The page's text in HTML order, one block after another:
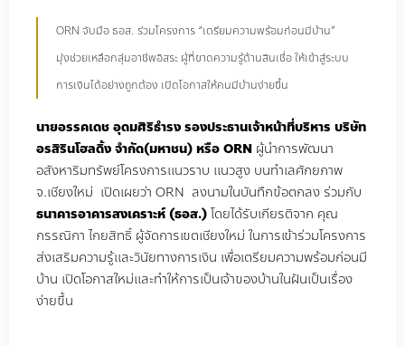
ORN จับมือ ธอส. ร่วมโครงการ “เตรียมความพร้อมก่อนมีบ้าน”
มุ่งช่วยเหลือกลุ่มอาชีพอิสระ ผู้ที่ขาดความรู้ด้านสินเชื่อ ให้เข้าสู่ระบบ
การเงินได้อย่างถูกต้อง เปิดโอกาสให้คนมีบ้านง่ายขึ้น
นายอรรคเดช อุดมศิริธำรง รองประธานเจ้าหน้าที่บริหาร บริษัท
อรสิรินโฮลดิ้ง จํากัด(มหาชน) หรือ ORN ผู้นำการพัฒนา
อสังหาริมทรัพย์โครงการแนวราบ แนวสูง บนทำเลศักยภาพ
จ.เชียงใหม่ เปิดเผยว่า ORN ลงนามในบันทึกข้อตกลง ร่วมกับ
ธนาคารอาคารสงเคราะห์ (ธอส.)โดยได้รับเกียรติจาก คุณ
กรรณิกา ไกยสิทธิ์ ผู้จัดการเขตเชียงใหม่ ในการเข้าร่วมโครงการ
ส่งเสริมความรู้และวินัยทางการเงิน เพื่อเตรียมความพร้อมก่อนมี
บ้าน เปิดโอกาสใหม่และทำให้การเป็นเจ้าของบ้านในฝันเป็นเรื่อง
ง่ายขึ้น